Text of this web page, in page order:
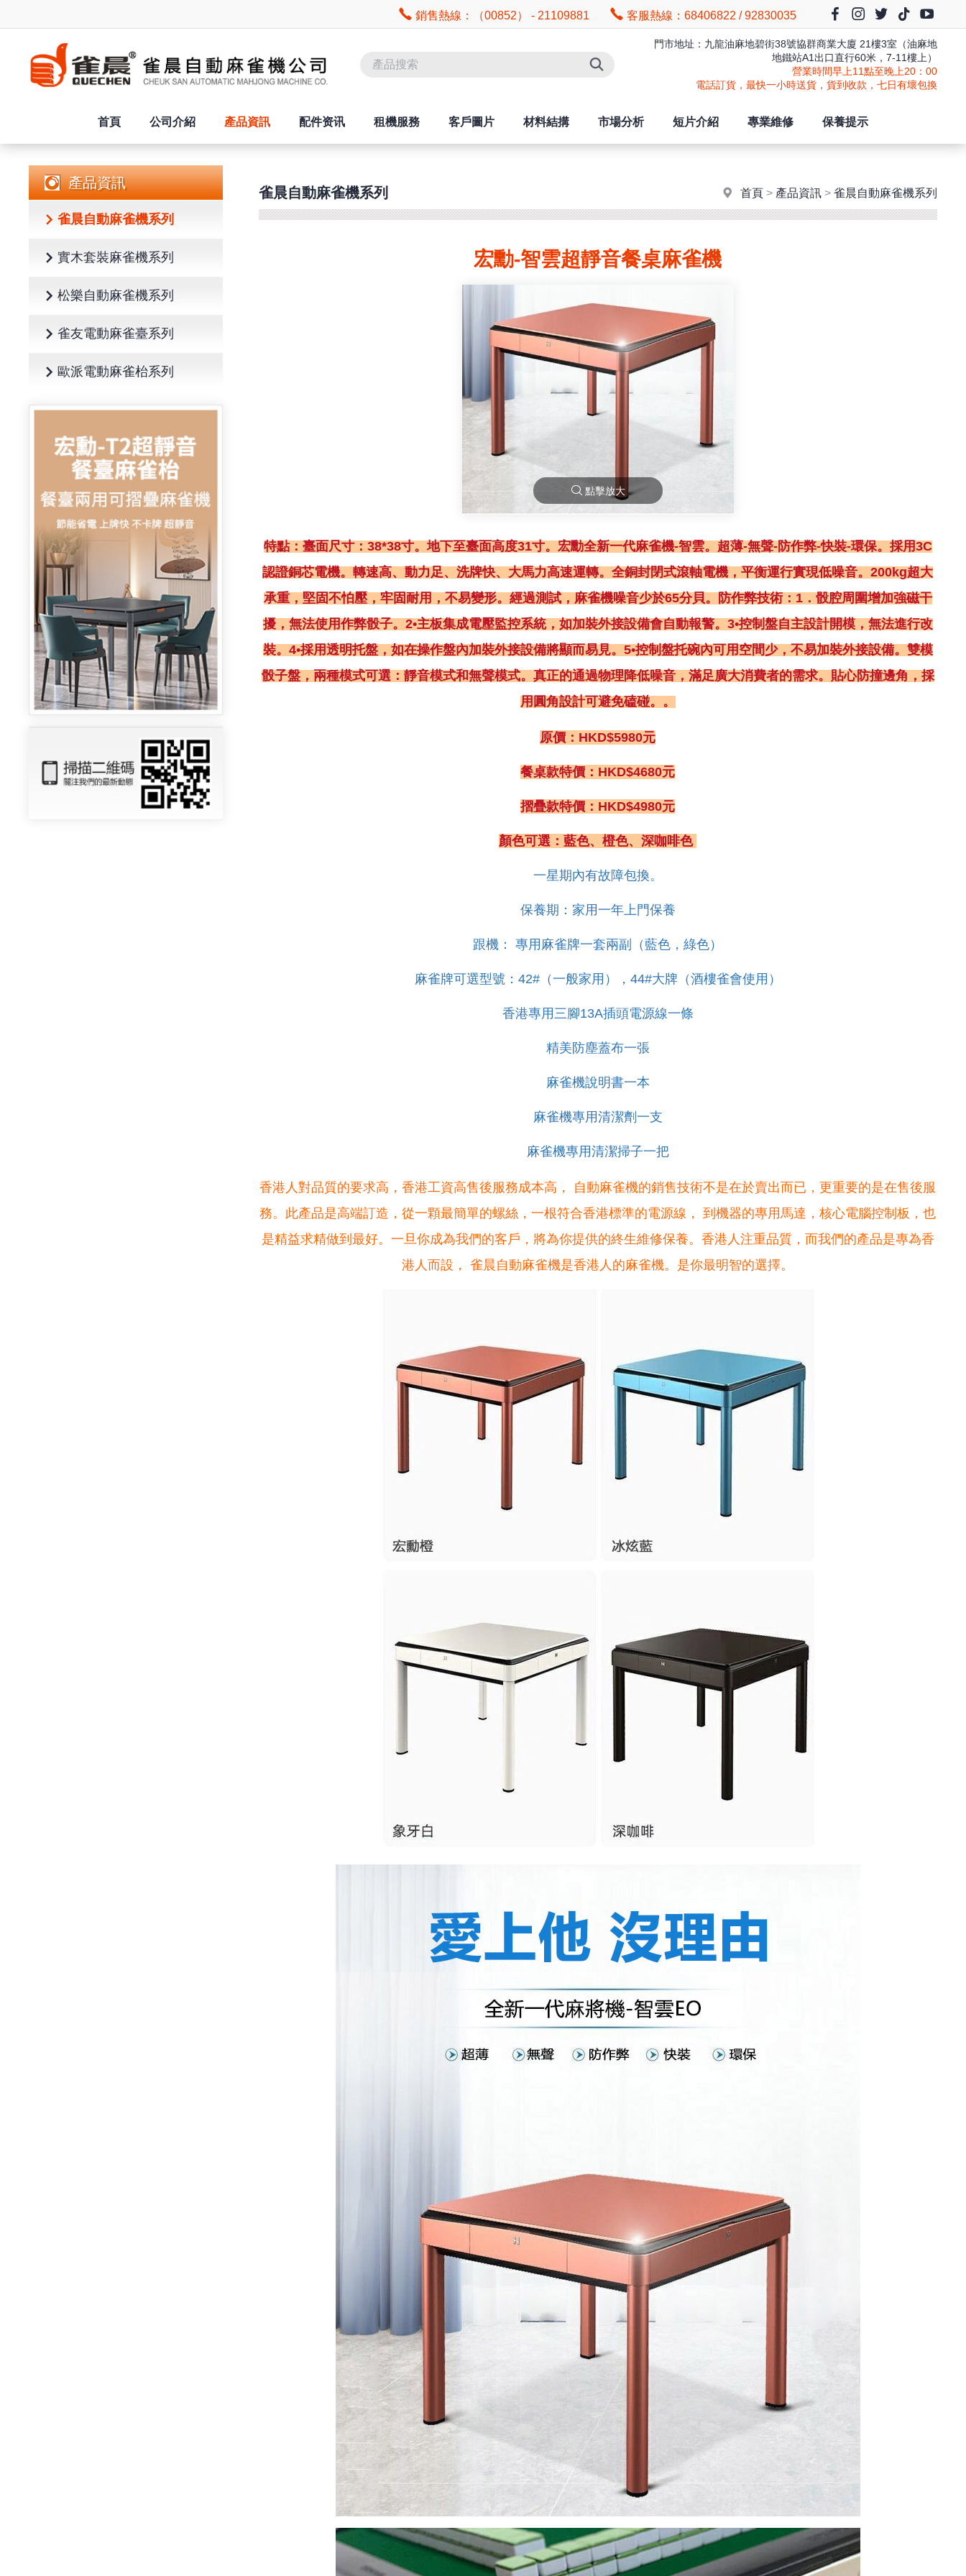
銷售熱線：（00852） - 21109881 客服熱線：68406822 / 92830035
門市地址：九龍油麻地碧街38號協群商業大廈 21樓3室（油麻地
地鐵站A1出口直行60米，7-11樓上）
營業時間早上11點至晚上20：00
電話訂貨，最快一小時送貨，貨到收款，七日有壞包換
首頁 公司介紹 產品資訊 配件资讯 租機服務 客戶圖片 材料結搆 市場分析 短片介紹 專業維修 保養提示
產品資訊
雀晨自動麻雀機系列
實木套裝麻雀機系列
松樂自動麻雀機系列
雀友電動麻雀臺系列
歐派電動麻雀枱系列
首頁> 產品資訊> 雀晨自動麻雀機系列
雀晨自動麻雀機系列
宏勳-智雲超靜音餐桌麻雀機
點擊放大
特點：臺面尺寸：38*38寸。地下至臺面高度31寸。宏勳全新一代麻雀機-智雲。超薄-無聲-防作弊-快裝-環保。採用3C
認證銅芯電機。轉速高、動力足、洗牌快、大馬力高速運轉。全銅封閉式滾軸電機，平衡運行實現低噪音。200kg超大
承重，堅固不怕壓，牢固耐用，不易變形。經過測試，麻雀機噪音少於65分貝。防作弊技術：1．骰腔周圍增加強磁干
擾，無法使用作弊骰子。2•主板集成電壓監控系統，如加裝外接設備會自動報警。3•控制盤自主設計開模，無法進行改
裝。4•採用透明托盤，如在操作盤內加裝外接設備將顯而易見。5•控制盤托碗內可用空間少，不易加裝外接設備。雙模
骰子盤，兩種模式可選：靜音模式和無聲模式。真正的通過物理降低噪音，滿足廣大消費者的需求。貼心防撞邊角，採
用圓角設計可避免磕碰。。
原價：HKD$5980元
餐桌款特價：HKD$4680元
摺疊款特價：HKD$4980元
顏色可選：藍色、橙色、深咖啡色
一星期內有故障包換。
保養期：家用一年上門保養
跟機： 專用麻雀牌一套兩副（藍色，綠色）
麻雀牌可選型號：42#（一般家用），44#大牌（酒樓雀會使用）
香港專用三腳13A插頭電源線一條
精美防塵蓋布一張
麻雀機說明書一本
麻雀機專用清潔劑一支
麻雀機專用清潔掃子一把
香港人對品質的要求高，香港工資高售後服務成本高， 自動麻雀機的銷售技術不是在於賣出而已，更重要的是在售後服
務。 此產品是高端訂造，從一顆最簡單的螺絲，一根符合香港標準的電源線， 到機器的專用馬達，核心電腦控制板，也
是精益求精做到最好。一旦你成為我們的客戶，將為你提供的終生維修保養。 香港人注重品質，而我們的產品是專為香
港人而設， 雀晨自動麻雀機是香港人的麻雀機。是你最明智的選擇。